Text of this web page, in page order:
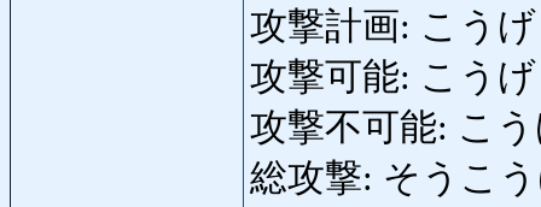
攻撃計画: こう
攻撃可能: こう
攻撃不可能: こ
総攻撃: そうこ